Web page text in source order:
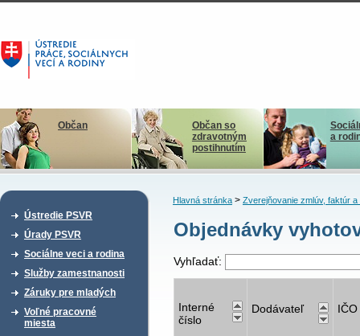
Občan
Občan so
zdravotným
postihnutím
a
Ústredie PSVR
Úrady PSVR
Sociálne veci a rodina
Služby zamestnanosti
Záruky pre mladých
Voľné pracovné
miesta
Hlavná stránka> Zverejňovanie zmlúv, faktúr a
Objednávky
Vyhľadať:
Interné
číslo
Dodávateľ IČO